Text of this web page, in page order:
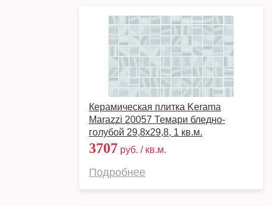
Керамическая плитка Kerama
Marazzi 20057 Темари бледно-
голубой 29,8х29,8, 1 кв.м.
3707 руб. / кв.м.
Подробнее